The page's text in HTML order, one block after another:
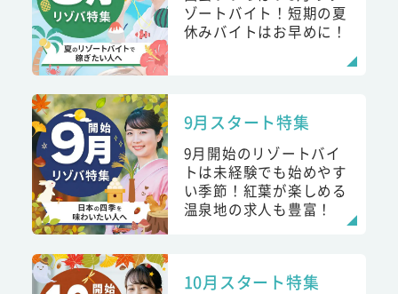
ゾートバイト！短期の夏
休みバイトはお早めに！
9月スタート特集
9月開始のリゾートバイ
トは未経験でも始めやす
い季節！紅葉が楽しめる
温泉地の求人も豊富！
10月スタート特集